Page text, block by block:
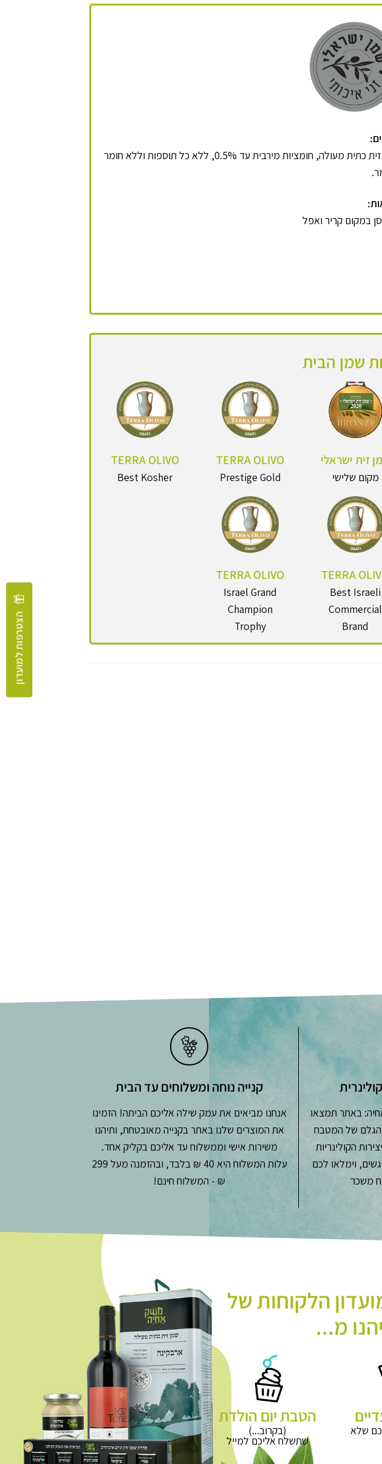
שמן זית כתית מעולה, חומציות מירבית עד 0.5%, ללא כל תוספות וללא חומר
במקום קריר ואפל
שמן הבית
זית ישראלי
מקום שלישי
TERRA OLIVO
Prestige Gold
TERRA OLIVO
Best Kosher
TERRA
Best Israeli
Commercial
Brand
TERRA OLIVO
Israel Grand
Champion
Trophy
באתר תמצאו
הגלם של המטבח
הקולינריות
וימלאו לכם
משכר
קנייה נוחה ומשלוחים עד הבית
אנחנו מביאים את עמק שילה אליכם הביתה! הזמינו
את המוצרים שלנו באתר בקנייה מאובטחת, ותיהנו
משירות אישי וממשלוח עד אליכם בקליק אחד.
עלות המשלוח היא 40 ₪ בלבד, ובהזמנה מעל 299
₪ - המשלוח חינם!
הלקוחות של
מ...
שלא
הטבת יום הולדת
(בקרוב...)
שתשלח אליכם למייל
הצטרפות למועדון